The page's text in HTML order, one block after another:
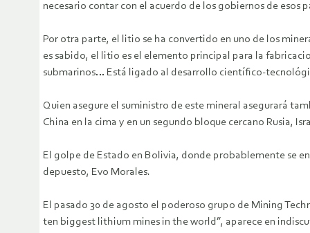
necesario contar con el acuerdo de los gobiernos de esos
Por otra parte, el litio se ha convertido en uno de los
es sabido, el litio es el elemento principal para la
submarinos… Está ligado al desarrollo científico-
Quien asegure el suministro de este mineral asegurará
China en la cima y en un segundo bloque cercano Rusia,
El golpe de Estado en Bolivia, donde probablemente se
depuesto, Evo Morales.
El pasado 30 de agosto el poderoso grupo de Mining
ten biggest lithium mines in the world”, aparece en